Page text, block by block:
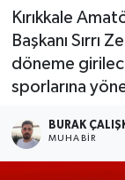
Kırıkkale
Başkanı Sırrı
döneme
sporlarına
BURAK
MUHABIR
Son
Haber